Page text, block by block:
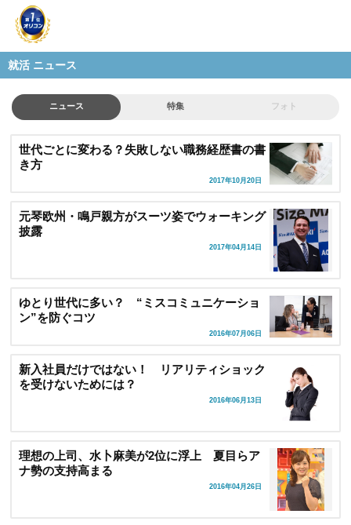
就活 ニュース
ニュース 特集 フォト
世代ごとに変わる？失敗しない職務経歴書の書
き方
2017年10月20日
元琴欧州・鳴戸親方がスーツ姿でウォーキング
披露
2017年04月14日
ゆとり世代に多い？ “ミスコミュニケーショ
ン”を防ぐコツ
2016年07月06日
新入社員だけではない！ リアリティショック
を受けないためには？
2016年06月13日
理想の上司、水卜麻美が2位に浮上 夏目らア
ナ勢の支持高まる
2016年04月26日